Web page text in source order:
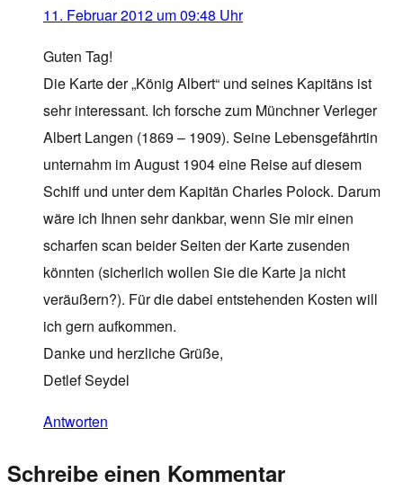
11. Februar 2012 um 09:48 Uhr
Guten Tag!
Die Karte der „König Albert“ und seines Kapitäns ist
sehr interessant. Ich forsche zum Münchner Verleger
Albert Langen (1869 – 1909). Seine Lebensgefährtin
unternahm im August 1904 eine Reise auf diesem
Schiff und unter dem Kapitän Charles Polock. Darum
wäre ich Ihnen sehr dankbar, wenn Sie mir einen
scharfen scan beider Seiten der Karte zusenden
könnten (sicherlich wollen Sie die Karte ja nicht
veräußern?). Für die dabei entstehenden Kosten will
ich gern aufkommen.
Danke und herzliche Grüße,
Detlef Seydel
Antworten
Schreibe einen Kommentar